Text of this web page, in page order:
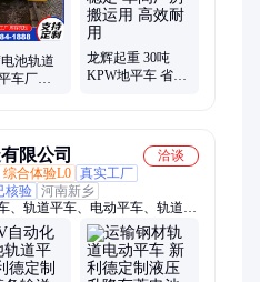
池轨道
车厂家
龙辉起重 30吨
KPW地平车 省时
限公司
洽谈
综合体验L0 真实工厂
核验 河南新乡
、轨道平车、电动平车、轨道
平车、轨道穿梭小车、钢包车、
RGV小车、运输车、自动化小